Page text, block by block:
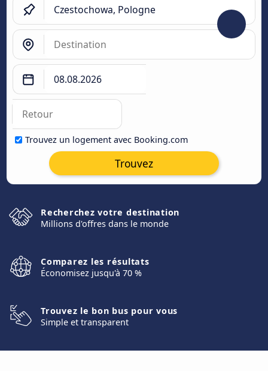
Trouvez un logement avec Booking.com
Trouvez
Recherchez votre destination
Millions d'offres dans le monde
Comparez les résultats
Économisez jusqu'à 70 %
Trouvez le bon bus pour vous
Simple et transparent